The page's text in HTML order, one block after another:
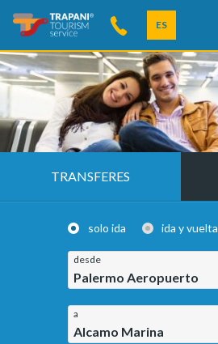
ES
TRANSFERES
solo ida ida y vuelta
desde
Palermo Aeropuerto
a
Alcamo Marina